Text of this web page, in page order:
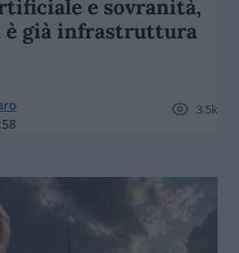
e sovranità,
è già infrastruttura
3.5k